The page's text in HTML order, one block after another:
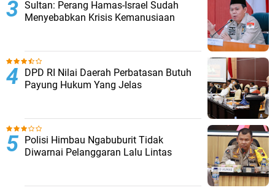
Sultan: Perang Hamas-Israel Sudah
Menyebabkan Krisis Kemanusiaan
DPD RI Nilai Daerah Perbatasan Butuh
Payung Hukum Yang Jelas
Polisi Himbau Ngabuburit Tidak
Diwarnai Pelanggaran Lalu Lintas